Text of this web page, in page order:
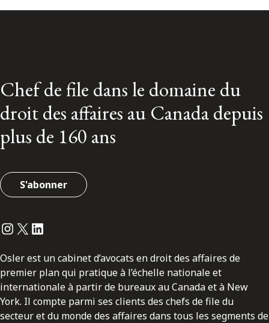
Chef de file dans le domaine du
droit des affaires au Canada depuis
plus de 160 ans
S'abonner
Instagram
Twitter
LinkedIn
Osler est un cabinet d’avocats en droit des affaires de
premier plan qui pratique à l’échelle nationale et
internationale à partir de bureaux au Canada et à New
York. Il compte parmi ses clients des chefs de file du
secteur et du monde des affaires dans tous les segments de